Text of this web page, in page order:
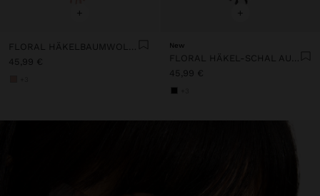
+
FLORAL HÄKELBAUMWOLLXAILE
45,99 €
+
New
FLORAL HÄKEL-SCHAL AUS BAUMWOLLE
45,99 €